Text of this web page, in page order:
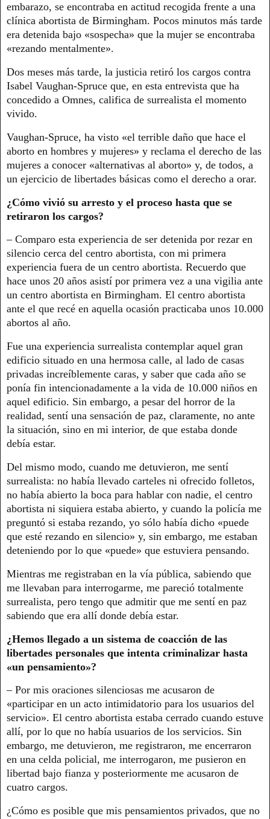
embarazo, se encontraba en actitud recogida frente a una
clínica abortista de Birmingham. Pocos minutos más tarde
era detenida bajo «sospecha» que la mujer se encontraba
«rezando mentalmente».
Dos meses más tarde, la justicia retiró los cargos contra
Isabel Vaughan-Spruce que, en esta entrevista que ha
concedido a Omnes, califica de surrealista el momento
vivido.
Vaughan-Spruce, ha visto «el terrible daño que hace el
aborto en hombres y mujeres» y reclama el derecho de las
mujeres a conocer «alternativas al aborto» y, de todos, a
un ejercicio de libertades básicas como el derecho a orar.
¿Cómo vivió su arresto y el proceso hasta que se
retiraron los cargos?
– Comparo esta experiencia de ser detenida por rezar en
silencio cerca del centro abortista, con mi primera
experiencia fuera de un centro abortista. Recuerdo que
hace unos 20 años asistí por primera vez a una vigilia ante
un centro abortista en Birmingham. El centro abortista
ante el que recé en aquella ocasión practicaba unos 10.000
abortos al año.
Fue una experiencia surrealista contemplar aquel gran
edificio situado en una hermosa calle, al lado de casas
privadas increíblemente caras, y saber que cada año se
ponía fin intencionadamente a la vida de 10.000 niños en
aquel edificio. Sin embargo, a pesar del horror de la
realidad, sentí una sensación de paz, claramente, no ante
la situación, sino en mi interior, de que estaba donde
debía estar.
Del mismo modo, cuando me detuvieron, me sentí
surrealista: no había llevado carteles ni ofrecido folletos,
no había abierto la boca para hablar con nadie, el centro
abortista ni siquiera estaba abierto, y cuando la policía me
preguntó si estaba rezando, yo sólo había dicho «puede
que esté rezando en silencio» y, sin embargo, me estaban
deteniendo por lo que «puede» que estuviera pensando.
Mientras me registraban en la vía pública, sabiendo que
me llevaban para interrogarme, me pareció totalmente
surrealista, pero tengo que admitir que me sentí en paz
sabiendo que era allí donde debía estar.
¿Hemos llegado a un sistema de coacción de las
libertades personales que intenta criminalizar hasta
«un pensamiento»?
– Por mis oraciones silenciosas me acusaron de
«participar en un acto intimidatorio para los usuarios del
servicio». El centro abortista estaba cerrado cuando estuve
allí, por lo que no había usuarios de los servicios. Sin
embargo, me detuvieron, me registraron, me encerraron
en una celda policial, me interrogaron, me pusieron en
libertad bajo fianza y posteriormente me acusaron de
cuatro cargos.
¿Cómo es posible que mis pensamientos privados, que no